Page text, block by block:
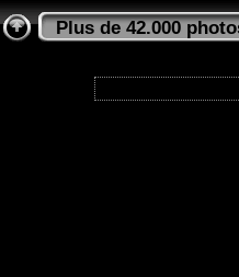
Plus de 42.000